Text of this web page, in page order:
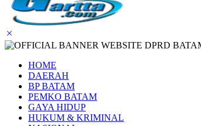
HOME
DAERAH
BP BATAM
PEMKO BATAM
GAYA HIDUP
HUKUM & KRIMINAL